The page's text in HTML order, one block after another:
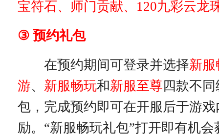
宝符石、师门贡献、120九彩云龙
③ 预约礼包
在预约期间可登录并选择新服
游、 新服畅玩和新服至尊 四款不
包，完成预约即可在开服后于游
励。“新服畅玩礼包”打开即有机